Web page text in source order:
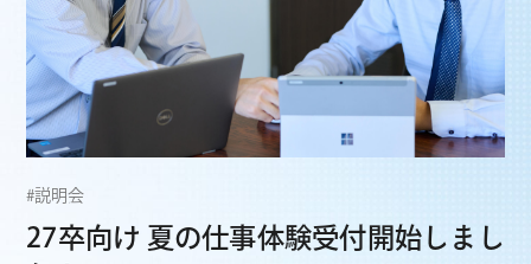
#説明会
27卒向け 夏の仕事体験受付開始しまし